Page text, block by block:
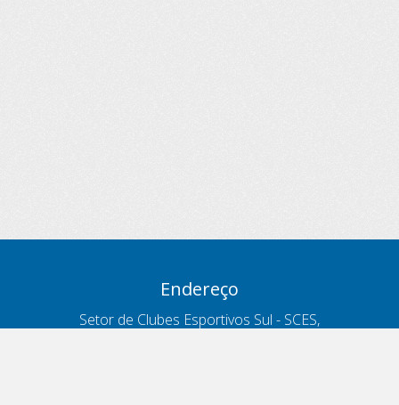
Endereço
Setor de Clubes Esportivos Sul - SCES,